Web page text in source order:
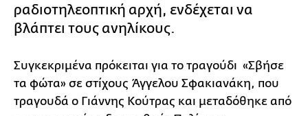
ραδιοτηλεοπτική αρχή, ενδέχεται να
βλάπτει τους ανηλίκους.
Συγκεκριμένα πρόκειται για το τραγούδι «Σβήσε
τα φώτα» σε στίχους Άγγελου Σφακιανάκη, που
τραγουδά ο Γιάννης Κούτρας και μεταδόθηκε από